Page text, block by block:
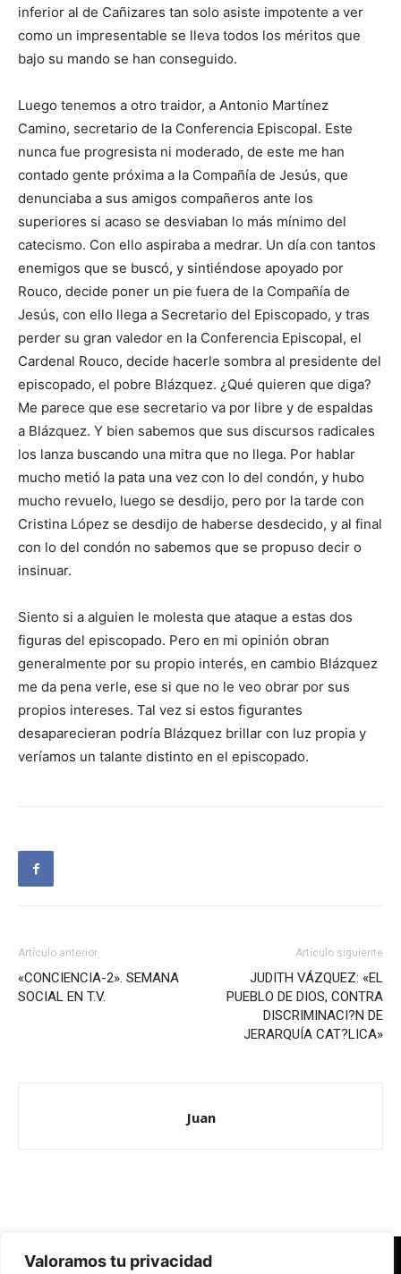
Valoramos tu privacidad
inferior al de Cañizares tan solo asiste impotente a ver
como un impresentable se lleva todos los méritos que
bajo su mando se han conseguido.
Luego tenemos a otro traidor, a Antonio Martínez
Camino, secretario de la Conferencia Episcopal. Este
nunca fue progresista ni moderado, de este me han
contado gente próxima a la Compañía de Jesús, que
denunciaba a sus amigos compañeros ante los
superiores si acaso se desviaban lo más mínimo del
catecismo. Con ello aspiraba a medrar. Un día con tantos
enemigos que se buscó, y sintiéndose apoyado por
Rouco, decide poner un pie fuera de la Compañía de
Jesús, con ello llega a Secretario del Episcopado, y tras
perder su gran valedor en la Conferencia Episcopal, el
Cardenal Rouco, decide hacerle sombra al presidente del
episcopado, el pobre Blázquez. ¿Qué quieren que diga?
Me parece que ese secretario va por libre y de espaldas
a Blázquez. Y bien sabemos que sus discursos radicales
los lanza buscando una mitra que no llega. Por hablar
mucho metió la pata una vez con lo del condón, y hubo
mucho revuelo, luego se desdijo, pero por la tarde con
Cristina López se desdijo de haberse desdecido, y al final
con lo del condón no sabemos que se propuso decir o
insinuar.
Siento si a alguien le molesta que ataque a estas dos
figuras del episcopado. Pero en mi opinión obran
generalmente por su propio interés, en cambio Blázquez
me da pena verle, ese si que no le veo obrar por sus
propios intereses. Tal vez si estos figurantes
desaparecieran podría Blázquez brillar con luz propia y
veríamos un talante distinto en el episcopado.
Artículo anterior
«CONCIENCIA-2». SEMANA
SOCIAL EN T.V.
Artículo siguiente
JUDITH VÁZQUEZ: «EL
PUEBLO DE DIOS, CONTRA
DISCRIMINACI?N DE
JERARQUÍA CAT?LICA»
Juan